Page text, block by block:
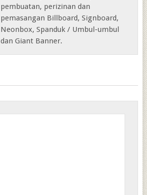
pembuatan, perizinan dan
pemasangan Billboard, Signboard,
Neonbox, Spanduk / Umbul-umbul
dan Giant Banner.